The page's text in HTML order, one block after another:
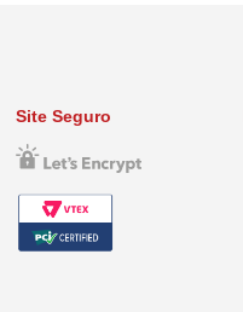
Site Seguro